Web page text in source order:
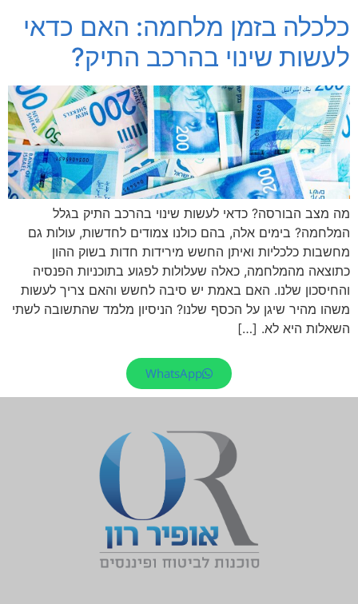
כלכלה בזמן מלחמה: האם כדאי
לעשות שינוי בהרכב התיק?
מה מצב הבורסה? כדאי לעשות שינוי בהרכב התיק בגלל
המלחמה? בימים אלה, בהם כולנו צמודים לחדשות, עולות גם
מחשבות כלכליות ואיתן החשש מירידות חדות בשוק ההון
כתוצאה מהמלחמה, כאלה שעלולות לפגוע בתוכניות הפנסיה
והחיסכון שלנו. האם באמת יש סיבה לחשש והאם צריך לעשות
משהו מהיר שיגן על הכסף שלנו? הניסיון מלמד שהתשובה לשתי
השאלות היא לא. […]
WhatsApp